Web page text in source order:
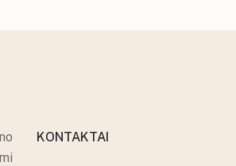
KONTAKTAI